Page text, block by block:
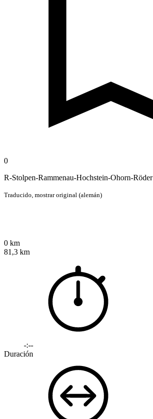
0
R-Stolpen-Rammenau-Hochstein-Ohorn-Röder
Traducido, mostrar original (alemán)
0 km
81,3 km
-:--
Duración